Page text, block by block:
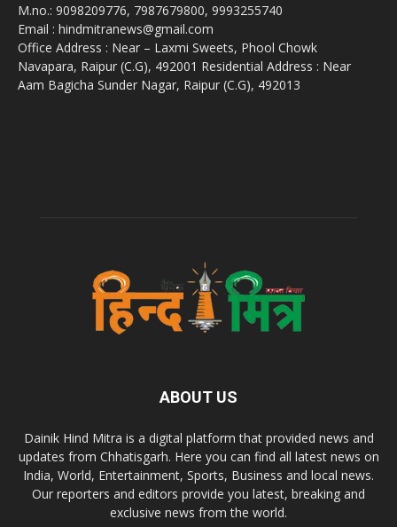
M.no.: 9098209776, 7987679800, 9993255740
Email : hindmitranews@gmail.com
Office Address : Near – Laxmi Sweets, Phool Chowk
Navapara, Raipur (C.G), 492001 Residential Address : Near
Aam Bagicha Sunder Nagar, Raipur (C.G), 492013
ABOUT US
Dainik Hind Mitra is a digital platform that provided news and
updates from Chhatisgarh. Here you can find all latest news on
India, World, Entertainment, Sports, Business and local news.
Our reporters and editors provide you latest, breaking and
exclusive news from the world.